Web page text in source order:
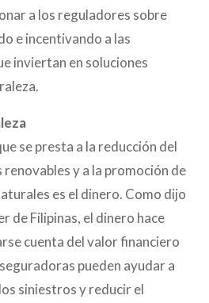
a los reguladores sobre
e incentivando a las
inviertan en soluciones
se presta a la reducción del
y a la promoción de
es el dinero. Como dijo
de Filipinas, el dinero hace
cuenta del valor financiero
pueden ayudar a
siniestros y reducir el